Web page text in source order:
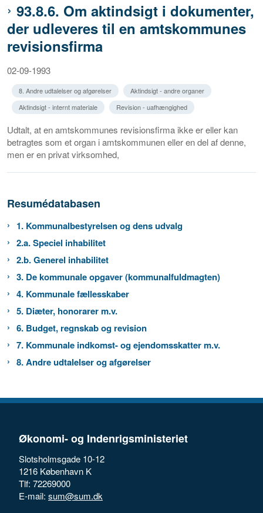
93.8.6. Om aktindsigt i dokumenter,
der udleveres til en amtskommunes
revisionsfirma
02-09-1993
8. Andre udtalelser og afgørelser
Aktindsigt - andre organer
Aktindsigt - internt materiale
Revision - uafhængighed
Udtalt, at en amtskommunes revisionsfirma ikke er eller kan
betragtes som et organ i amtskommunen eller en del af denne,
men er en privat virksomhed,
Resumédatabasen
1. Kommunalbestyrelsen og dens udvalg
2.a. Speciel inhabilitet
2.b. Generel inhabilitet
3. De kommunale opgaver (kommunalfuldmagten)
4. Kommunale fællesskaber
5. Diæter, honorarer m.v.
6. Budget, regnskab og revision
7. Kommunale indkomst- og ejendomsskatter m.v.
8. Andre udtalelser og afgørelser
Økonomi- og Indenrigsministeriet
Slotsholmsgade 10-12
1216 København K
Tlf: 72269000
E-mail: sum@sum.dk